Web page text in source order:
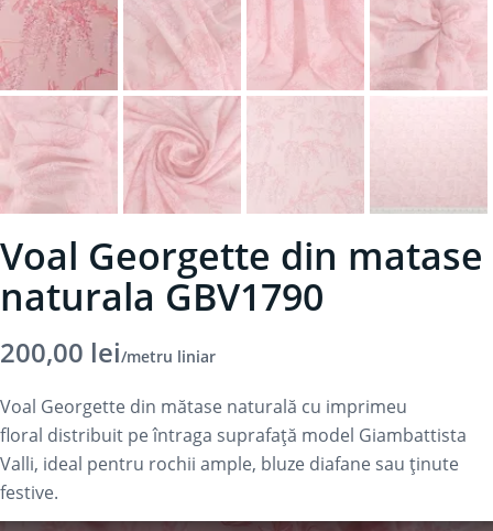
Voal Georgette din matase
naturala GBV1790
200,00 lei/metru liniar
Voal Georgette din mătase naturală cu imprimeu
floral distribuit pe întraga suprafață model Giambattista
Valli, ideal pentru rochii ample, bluze diafane sau ținute
festive.